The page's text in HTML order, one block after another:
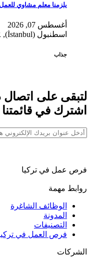
يلزمنا معلم مشاوي
أغسطس 07, 2026
اسطنبول (İstanbul), TR
جذاب
لتبقى على اتصال
اشترك في قائمتنا
فرص عمل في تركيا
روابط مهمة
الوظائف الشاغرة
المدونة
التصنيفات
فرص العمل في
الشركات